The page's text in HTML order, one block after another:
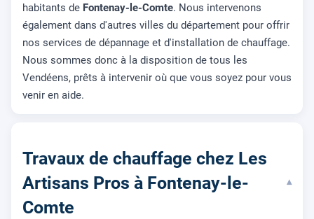
habitants de Fontenay-le-Comte. Nous intervenons
également dans d'autres villes du département pour offrir
nos services de dépannage et d'installation de chauffage.
Nous sommes donc à la disposition de tous les
Vendéens, prêts à intervenir où que vous soyez pour vous
venir en aide.
Travaux de chauffage chez Les
Artisans Pros à Fontenay-le-
Comte
▾